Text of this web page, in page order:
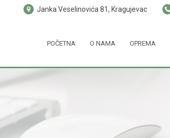
Janka Veselinovića 81, Kragujevac
POČETNA O NAMA OPREMA